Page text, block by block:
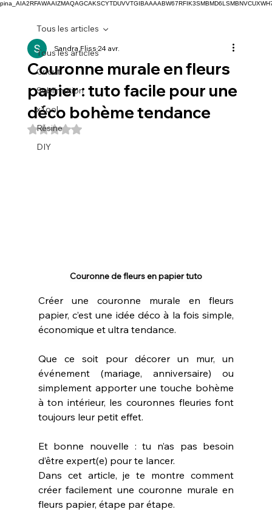
Tous les articles
Cricut
Sublimation
xTool
Résine
DIY
Tous les articles
Couronne murale en fleurs
papier : tuto facile pour une
déco bohème tendance
Sandra Fliss24 avr.
Noté NaN étoiles sur 5.
Couronne de fleurs en papier tuto
Créer une couronne murale en fleurs
papier, c’est une idée déco à la fois simple,
économique et ultra tendance.
Que ce soit pour décorer un mur, un
événement (mariage, anniversaire) ou
simplement apporter une touche bohème
à ton intérieur, les couronnes fleuries font
toujours leur petit effet.
Et bonne nouvelle : tu n’as pas besoin
d’être expert(e) pour te lancer.
Dans cet article, je te montre comment
créer facilement une couronne murale en
fleurs papier, étape par étape.